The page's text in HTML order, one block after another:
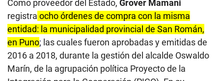
Como proveedor del Estado, Grover Mamani
registra ocho órdenes de compra con la misma
entidad: la municipalidad provincial de San Román,
en Puno; las cuales fueron aprobadas y emitidas de
2016 a 2018, durante la gestión del alcalde Oswaldo
Marín, de la agrupación política Proyecto de la